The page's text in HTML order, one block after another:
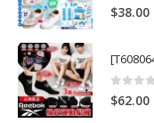
0out
$38.00
0 out
$62.00